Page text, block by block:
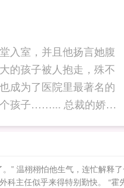
入室，并且他扬言她腹
的孩子被人抱走，殊不
成为了医院里最著名的
总裁的娇宠
” 温栩栩怕他生气，连忙解释
主任似乎来得特别勤快。 “霍